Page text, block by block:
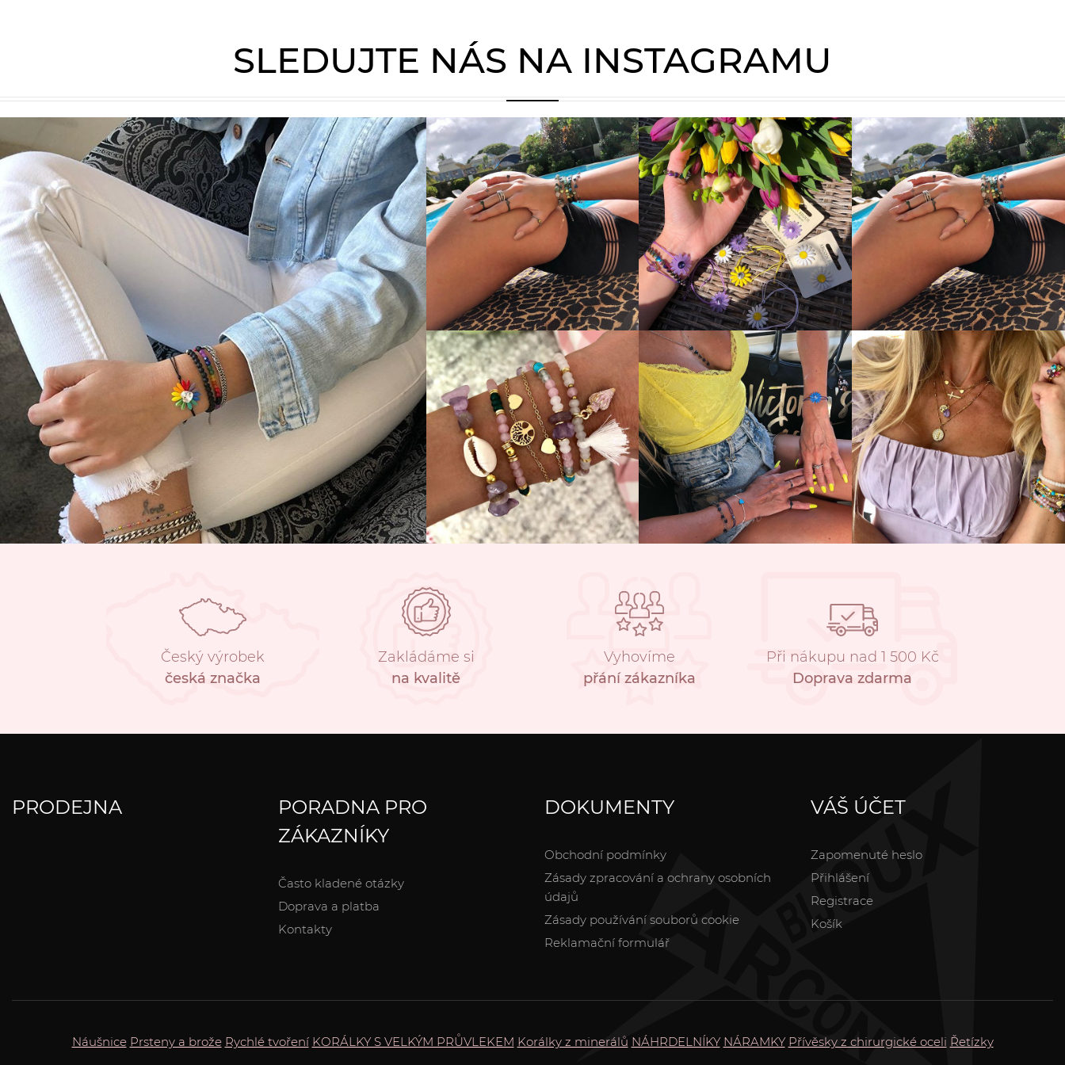
SLEDUJTE NÁS NA INSTAGRAMU
Český výrobek
česká značka
Zakládáme si
na kvalitě
Vyhovíme
přání zákazníka
Při nákupu nad 1 500 Kč
Doprava zdarma
PRODEJNA
PORADNA PRO
ZÁKAZNÍKY
Často kladené otázky
Doprava a platba
Kontakty
DOKUMENTY
Obchodní podmínky
Zásady zpracování a ochrany osobních
údajů
Zásady používání souborů cookie
Reklamační formulář
VÁŠ ÚČET
Zapomenuté heslo
Přihlášení
Registrace
Košík
Náušnice Prsteny a brože Rychlé tvoření KORÁLKY S VELKÝM PRŮVLEKEM Korálky z minerálů NÁHRDELNÍKY NÁRAMKY Přívěsky z chirurgické oceli Řetízky